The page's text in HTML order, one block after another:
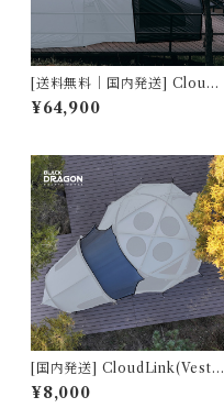
[送料無料｜国内発送] CloudL
ink Vestibule(雲倉) for Blac
k Dragon S450, S450 Pro,
¥64,900
[国内発送] CloudLink(Vestib
ule & Tunnel) Connector f
or Black Dragon S450/S45
¥8,000